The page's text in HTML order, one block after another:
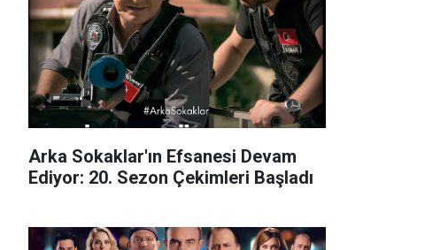
Arka Sokaklar'ın Efsanesi Devam
Ediyor: 20. Sezon Çekimleri Başladı